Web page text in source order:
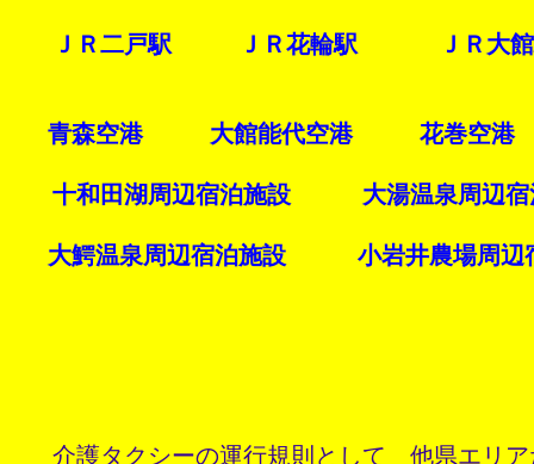
ＪＲ二戸駅　   ＪＲ花輪駅　    ＪＲ大
青森空港　   大館能代空港　   花巻空港
十和田湖周辺宿泊施設　　　大湯温泉
大鰐温泉周辺宿泊施設     小岩井農場周辺
介護タクシーの運行規則として　他県エリ